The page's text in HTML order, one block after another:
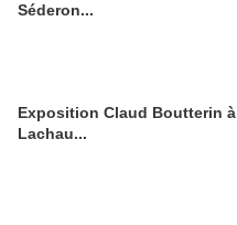
Séderon...
Exposition Claud Boutterin à
Lachau...